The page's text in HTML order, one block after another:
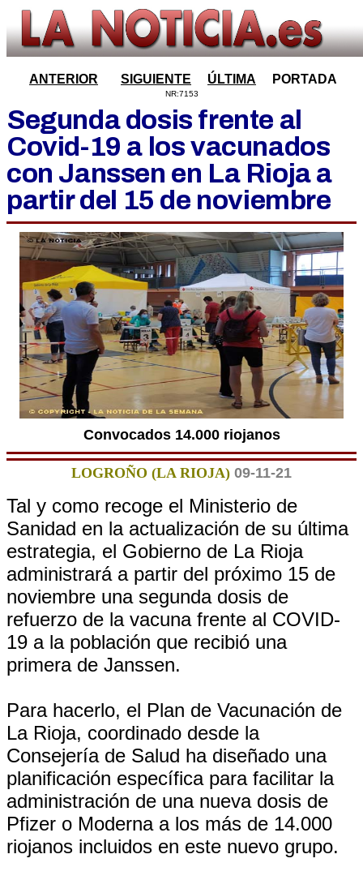
ANTERIOR SIGUIENTE ÚLTIMA PORTADA
NR:7153
Segunda dosis frente al
Covid-19 a los vacunados
con Janssen en La Rioja a
partir del 15 de noviembre
Convocados 14.000 riojanos
LOGROÑO (LA RIOJA) 09-11-21
Tal y como recoge el Ministerio de
Sanidad en la actualización de su última
estrategia, el Gobierno de La Rioja
administrará a partir del próximo 15 de
noviembre una segunda dosis de
refuerzo de la vacuna frente al COVID-
19 a la población que recibió una
primera de Janssen.
Para hacerlo, el Plan de Vacunación de
La Rioja, coordinado desde la
Consejería de Salud ha diseñado una
planificación específica para facilitar la
administración de una nueva dosis de
Pfizer o Moderna a los más de 14.000
riojanos incluidos en este nuevo grupo.